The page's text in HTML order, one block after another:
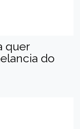
quer
do